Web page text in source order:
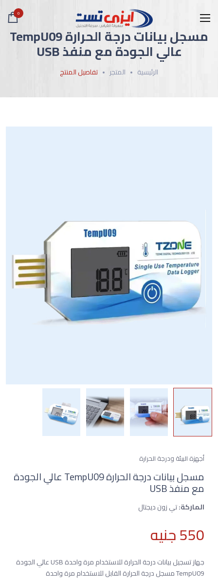
0
مسجل بيانات درجة الحرارة TempU09
عالي الجودة مع منفذ USB
الرئيسية المتجر تفاصيل المنتج
أجهزة البيئة ودرجة الحرارة
مسجل بيانات درجة الحرارة TempU09 عالي الجودة
مع منفذ USB
الماركة:تي زون ديجتال
550 جنيه
جهاز تسجيل بيانات درجة الحرارة للاستخدام مرة واحدة USB عالي الجودة
TempU09 مسجل درجة الحرارة القابل للاستخدام مرة واحدة